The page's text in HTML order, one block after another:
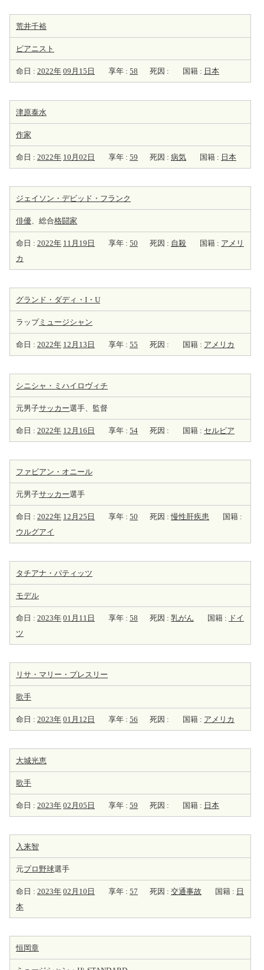
荒井千裕
ピアニスト
命日 : 2022年 09月15日 享年 : 58 死因 : 国籍 : 日本
津原泰水
作家
命日 : 2022年 10月02日 享年 : 59 死因 : 病気 国籍 : 日本
ジェイソン・デビッド・フランク
俳優、総合格闘家
命日 : 2022年 11月19日 享年 : 50 死因 : 自殺 国籍 : アメリ
カ
グランド・ダディ・I・U
ラップミュージシャン
命日 : 2022年 12月13日 享年 : 55 死因 : 国籍 : アメリカ
シニシャ・ミハイロヴィチ
元男子サッカー選手、監督
命日 : 2022年 12月16日 享年 : 54 死因 : 国籍 : セルビア
ファビアン・オニール
元男子サッカー選手
命日 : 2022年 12月25日 享年 : 50 死因 : 慢性肝疾患
国籍 :
ウルグアイ
タチアナ・パティッツ
モデル
命日 : 2023年 01月11日 享年 : 58 死因 : 乳がん 国籍 : ドイ
ツ
リサ・マリー・プレスリー
歌手
命日 : 2023年 01月12日 享年 : 56 死因 : 国籍 : アメリカ
大城光恵
歌手
命日 : 2023年 02月05日 享年 : 59 死因 : 国籍 : 日本
入来智
元プロ野球選手
命日 : 2023年 02月10日 享年 : 57 死因 : 交通事故 国籍 : 日
本
恒岡章